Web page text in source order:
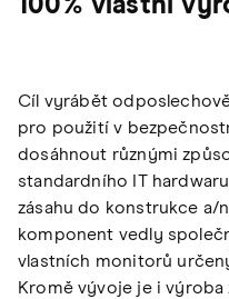
100% vlastní
Cíl vyrábět
pro použití v
dosáhnout různými
standardního IT
zásahu do konstrukce
komponent vedly
vlastních monitorů
Kromě vývoje je i výroba